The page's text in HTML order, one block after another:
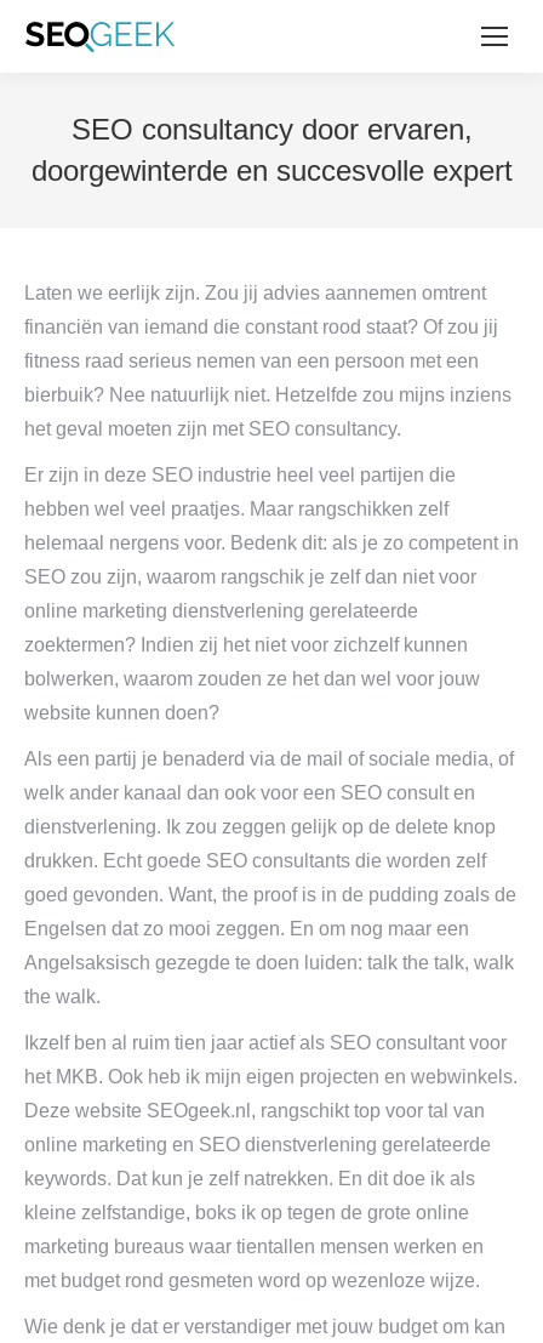
SEO consultancy door ervaren,
doorgewinterde en succesvolle expert
Laten we eerlijk zijn. Zou jij advies aannemen omtrent
financiën van iemand die constant rood staat? Of zou jij
fitness raad serieus nemen van een persoon met een
bierbuik? Nee natuurlijk niet. Hetzelfde zou mijns inziens
het geval moeten zijn met SEO consultancy.
Er zijn in deze SEO industrie heel veel partijen die
hebben wel veel praatjes. Maar rangschikken zelf
helemaal nergens voor. Bedenk dit: als je zo competent in
SEO zou zijn, waarom rangschik je zelf dan niet voor
online marketing dienstverlening gerelateerde
zoektermen? Indien zij het niet voor zichzelf kunnen
bolwerken, waarom zouden ze het dan wel voor jouw
website kunnen doen?
Als een partij je benaderd via de mail of sociale media, of
welk ander kanaal dan ook voor een SEO consult en
dienstverlening. Ik zou zeggen gelijk op de delete knop
drukken. Echt goede SEO consultants die worden zelf
goed gevonden. Want, the proof is in de pudding zoals de
Engelsen dat zo mooi zeggen. En om nog maar een
Angelsaksisch gezegde te doen luiden: talk the talk, walk
the walk.
Ikzelf ben al ruim tien jaar actief als SEO consultant voor
het MKB. Ook heb ik mijn eigen projecten en webwinkels.
Deze website SEOgeek.nl, rangschikt top voor tal van
online marketing en SEO dienstverlening gerelateerde
keywords. Dat kun je zelf natrekken. En dit doe ik als
kleine zelfstandige, boks ik op tegen de grote online
marketing bureaus waar tientallen mensen werken en
met budget rond gesmeten word op wezenloze wijze.
Wie denk je dat er verstandiger met jouw budget om kan